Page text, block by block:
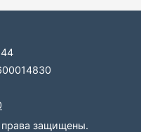
защищены.